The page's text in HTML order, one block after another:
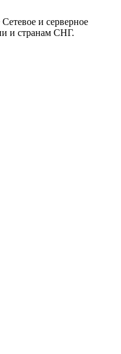
и серверное
и странам СНГ.